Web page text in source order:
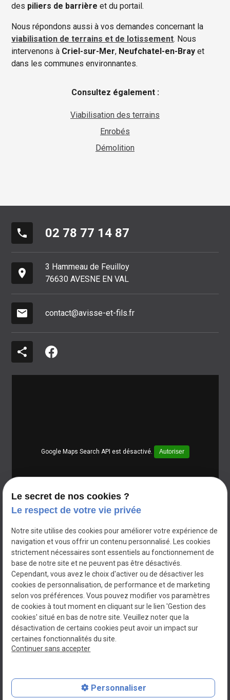
des piliers de barrière et du portail.
Nous répondons aussi à vos demandes concernant la
viabilisation de terrains et de lotissement. Nous
intervenons à Criel-sur-Mer, Neufchatel-en-Bray et
dans les communes environnantes.
Consultez également :
Viabilisation des terrains
Enrobés
Démolition
phone 02 78 77 14 87
place
3 Hammeau de Feuilloy
76630 AVESNE EN VAL
mail contact@avisse-et-fils.fr
share
Google Maps Search API est désactivé. Autoriser
Avisse & Fils
Terrassement àAVESNE EN VAL
N° de Siret : 87826964600013
Mentions légales
Le secret de nos cookies ?
Le respect de votre vie privée
Notre site utilise des cookies pour améliorer votre expérience de
navigation et vous offrir un contenu personnalisé. Les cookies
strictement nécessaires sont essentiels au fonctionnement de
base de notre site et ne peuvent pas être désactivés.
Cependant, vous avez le choix d'activer ou de désactiver les
cookies de personnalisation, de performance et de marketing
selon vos préférences. Vous pouvez modifier vos paramètres
de cookies à tout moment en cliquant sur le lien 'Gestion des
cookies' situé en bas de notre site. Veuillez noter que la
désactivation de certains cookies peut avoir un impact sur
certaines fonctionnalités du site.
Continuer sans accepter
Personnaliser